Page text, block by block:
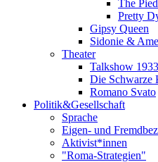
The
Pretty
Gipsy Queen
Sidonie &
Theater
Talkshow 1933
Die Schwarze
Romano Svato
Politik&Gesellschaft
Sprache
Eigen- und
Aktivist*innen
"Roma-Strategien"